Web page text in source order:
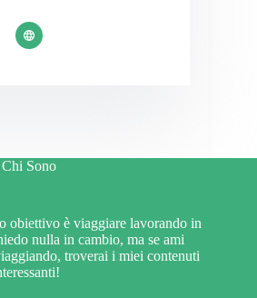
Chi Sono
obiettivo è viaggiare lavorando in
nulla in cambio, ma se ami
troverai i miei contenuti